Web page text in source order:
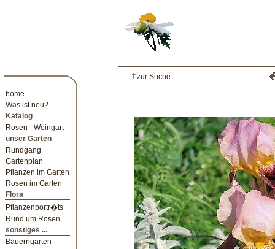
home
Was ist neu?
Katalog
Rosen - Weingart
unser Garten
Rundgang
Gartenplan
Pflanzen im Garten
Rosen im Garten
Flora
Pflanzenportr�ts
Rund um Rosen
sonstiges ...
Bauerngarten
zur Suche